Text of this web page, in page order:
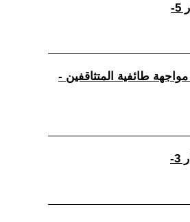
مواجهة طائفية المتثاقفين -